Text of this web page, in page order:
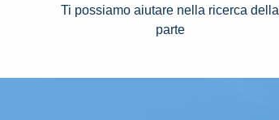
Ti possiamo aiutare nella ricerca della
parte